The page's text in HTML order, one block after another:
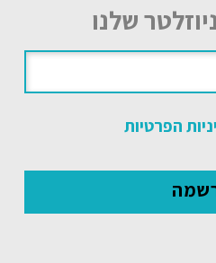
שלנו
הפרטיות